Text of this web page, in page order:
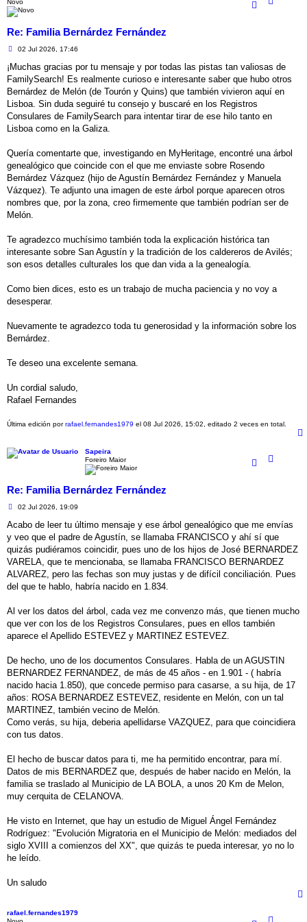
Novo
Re: Familia Bernárdez Fernández
M
n
a
j
02 Jul 2026, 17:46
¡Muchas gracias por tu mensaje y por todas las pistas tan valiosas de
FamilySearch! Es realmente curioso e interesante saber que hubo otros
Bernárdez de Melón (de Tourón y Quins) que también vivieron aquí en
Lisboa. Sin duda seguiré tu consejo y buscaré en los Registros
Consulares de FamilySearch para intentar tirar de ese hilo tanto en
Lisboa como en la Galiza.
Quería comentarte que, investigando en MyHeritage, encontré una árbol
genealógico que coincide con el que me enviaste sobre Rosendo
Bernárdez Vázquez (hijo de Agustín Bernárdez Fernández y Manuela
Vázquez). Te adjunto una imagen de este árbol porque aparecen otros
nombres que, por la zona, creo firmemente que también podrían ser de
Melón.
Te agradezco muchísimo también toda la explicación histórica tan
interesante sobre San Agustín y la tradición de los caldereros de Avilés;
son esos detalles culturales los que dan vida a la genealogía.
Como bien dices, esto es un trabajo de mucha paciencia y no voy a
desesperar.
Nuevamente te agradezco toda tu generosidad y la información sobre los
Bernárdez.
Te deseo una excelente semana.
Un cordial saludo,
Rafael Fernandes
Última edición porrafael.fernandes1979 el 08 Jul 2026, 15:02, editado 2 veces en total.
Sapeira
Foreiro Maior
Re: Familia Bernárdez Fernández
M
n
a
j
02 Jul 2026, 19:09
Acabo de leer tu último mensaje y ese árbol genealógico que me envías
y veo que el padre de Agustín, se llamaba FRANCISCO y ahí sí que
quizás pudiéramos coincidir, pues uno de los hijos de José BERNARDEZ
VARELA, que te mencionaba, se llamaba FRANCISCO BERNARDEZ
ALVAREZ, pero las fechas son muy justas y de difícil conciliación. Pues
del que te hablo, habría nacido en 1.834.
Al ver los datos del árbol, cada vez me convenzo más, que tienen mucho
que ver con los de los Registros Consulares, pues en ellos también
aparece el Apellido ESTEVEZ y MARTINEZ ESTEVEZ.
De hecho, uno de los documentos Consulares. Habla de un AGUSTIN
BERNARDEZ FERNANDEZ, de más de 45 años - en 1.901 - ( habría
nacido hacia 1.850), que concede permiso para casarse, a su hija, de 17
años: ROSA BERNARDEZ ESTEVEZ, residente en Melón, con un tal
MARTINEZ, también vecino de Melón.
Como verás, su hija, deberia apellidarse VAZQUEZ, para que coincidiera
con tus datos.
El hecho de buscar datos para ti, me ha permitido encontrar, para mí.
Datos de mis BERNARDEZ que, después de haber nacido en Melón, la
familia se traslado al Municipio de LA BOLA, a unos 20 Km de Melon,
muy cerquita de CELANOVA.
He visto en Internet, que hay un estudio de Miguel Ángel Fernández
Rodríguez: "Evolución Migratoria en el Municipio de Melón: mediados del
siglo XVIII a comienzos del XX", que quizás te pueda interesar, yo no lo
he leído.
Un saludo
rafael.fernandes1979